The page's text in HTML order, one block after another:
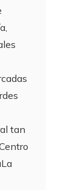
tan